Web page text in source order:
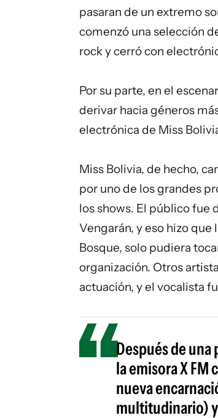
pasaran de un extremo
comenzó una selección
rock y cerró con
Por su parte, en el
derivar hacia géneros
electrónica de Miss
Miss Bolivia, de hecho,
por uno de los grandes
los shows. El público fue
Vengarán, y eso hizo que
Bosque, solo pudiera
organización. Otros
actuación, y el vocalista
Después de
la emisora X FM
nueva
multitudinario)